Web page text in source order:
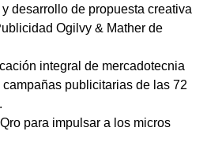
desarrollo de propuesta creativa
Ogilvy & Mather de
integral de mercadotecnia
publicitarias de las 72
para impulsar a los micros